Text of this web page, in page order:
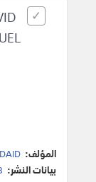
المؤلف:
بيانات النشر: